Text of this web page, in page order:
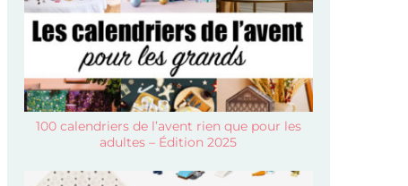
100 calendriers de l’avent rien que pour les
adultes – Édition 2025